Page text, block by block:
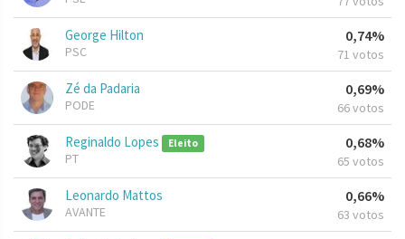
George Hilton
PSC
0,74%
71 votos
Zé da Padaria
PODE
0,69%
66 votos
Reginaldo Lopes Eleito
PT
0,68%
65 votos
Leonardo Mattos
AVANTE
0,66%
63 votos